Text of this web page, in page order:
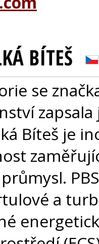
BÍTEŠ
se
Bíteš je
a